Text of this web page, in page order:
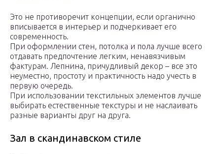
Это не противоречит концепции, если органично
вписывается в интерьер и подчеркивает его
современность.
При оформлении стен, потолка и пола лучше всего
отдавать предпочтение легким, ненавязчивым
фактурам. Лепнина, причудливый декор – все это
неуместно, простоту и практичность надо учесть в
первую очередь.
При использовании текстильных элементов лучше
выбирать естественные текстуры и не наслаивать
разные варианты друг на друга.
Зал в скандинавском стиле